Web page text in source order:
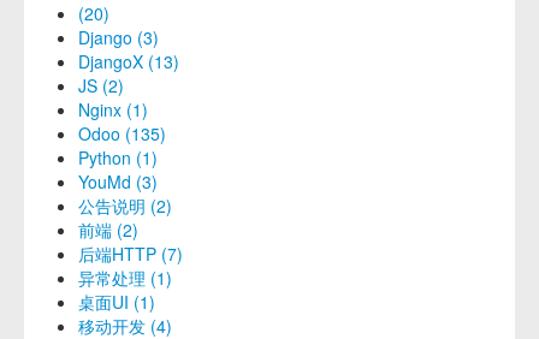
(20)
Django (3)
DjangoX (13)
JS (2)
Nginx (1)
Odoo (135)
Python (1)
YouMd (3)
公告说明 (2)
前端 (2)
后端HTTP (7)
异常处理 (1)
桌面UI (1)
移动开发 (4)